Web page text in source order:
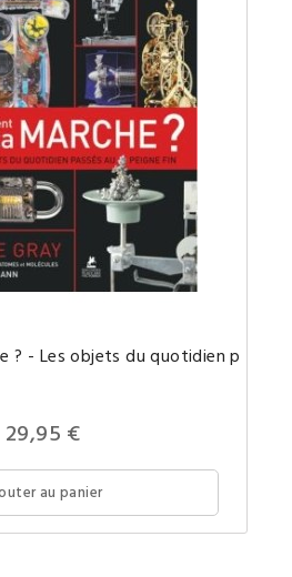
? - Les objets du quotidien
Prix
29,95 €
au panier